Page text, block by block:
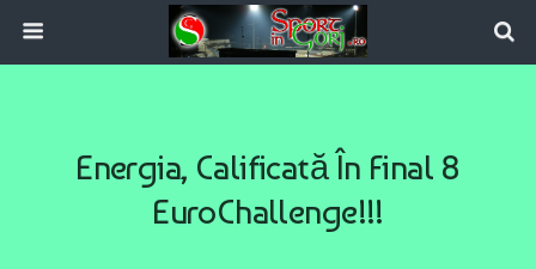
Energia, Calificată În Final 8
EuroChallenge!!!